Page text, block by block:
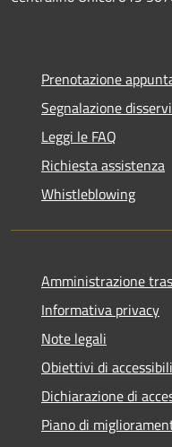
Prenotazione
Segnalazione
Leggi le FAQ
Richiesta assistenza
Whistleblowing
Amministrazione
Informativa privacy
Note legali
Obiettivi di
Dichiarazione di
Piano di